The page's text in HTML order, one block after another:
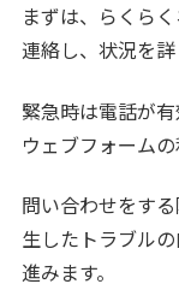
まずは、らくら
連絡し、状況を詳
緊急時は電話が
ウェブフォームの
問い合わせをす
生したトラブル
進みます。